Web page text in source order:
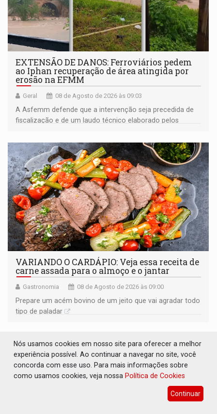
EXTENSÃO DE DANOS: Ferroviários pedem
ao Iphan recuperação de área atingida por
erosão na EFMM
Geral 08 de Agosto de 2026 às 09:03
A Asfemm defende que a intervenção seja precedida de
fiscalização e de um laudo técnico elaborado pelos
VARIANDO O CARDÁPIO: Veja essa receita de
carne assada para o almoço e o jantar
Gastronomia 08 de Agosto de 2026 às 09:00
Prepare um acém bovino de um jeito que vai agradar todo
tipo de paladar
Nós usamos cookies em nosso site para oferecer a melhor
experiência possível. Ao continuar a navegar no site, você
concorda com esse uso. Para mais informações sobre
como usamos cookies, veja nossa Política de Cookies
Continuar